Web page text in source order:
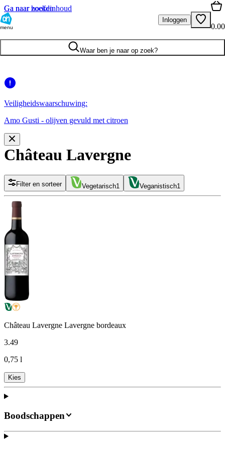
Ga naar hoofdinhoud
Ga naar zoeken
menu
Inloggen
0.00
Waar ben je naar op zoek?
Veiligheidswaarschuwing:
Amo Gusti - olijven gevuld met citroen
Château Lavergne
Filter en sorteer Vegetarisch1 Veganistisch1
Château Lavergne Lavergne bordeaux
3.49
0,75 l
Kies
Boodschappen